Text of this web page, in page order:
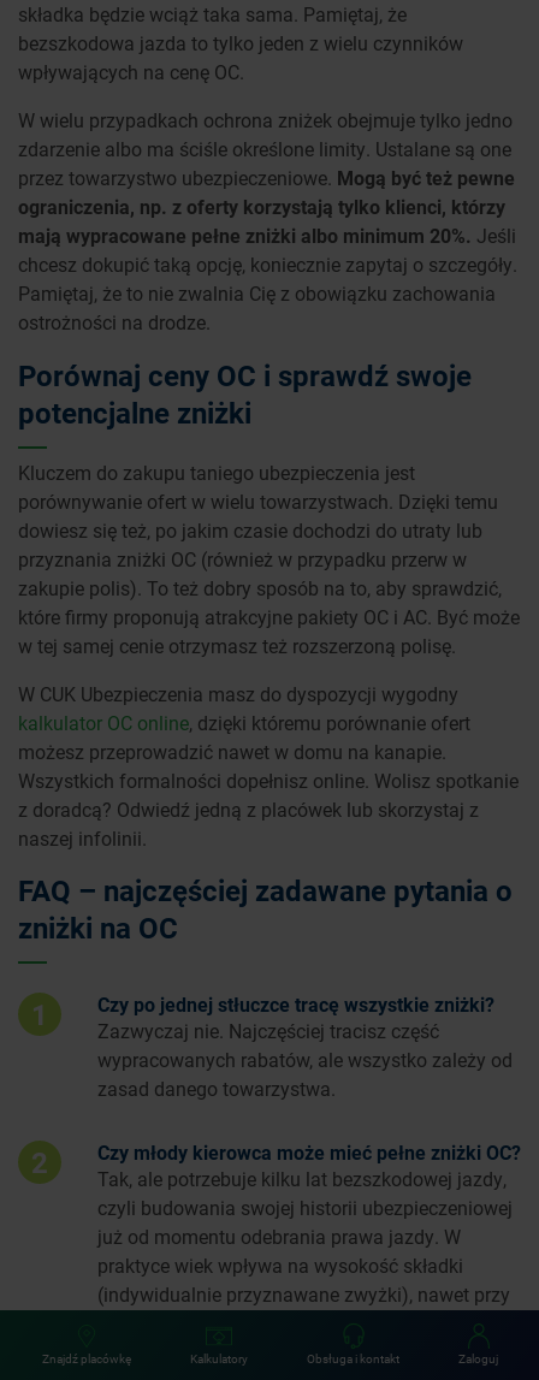
składka będzie wciąż taka sama. Pamiętaj, że
bezszkodowa jazda to tylko jeden z wielu czynników
wpływających na cenę OC.
W wielu przypadkach ochrona zniżek obejmuje tylko jedno
zdarzenie albo ma ściśle określone limity. Ustalane są one
przez towarzystwo ubezpieczeniowe. Mogą być też pewne
ograniczenia, np. z oferty korzystają tylko klienci, którzy
mają wypracowane pełne zniżki albo minimum 20%. Jeśli
chcesz dokupić taką opcję, koniecznie zapytaj o szczegóły.
Pamiętaj, że to nie zwalnia Cię z obowiązku zachowania
ostrożności na drodze.
Porównaj ceny OC i sprawdź swoje
potencjalne zniżki
Kluczem do zakupu taniego ubezpieczenia jest
porównywanie ofert w wielu towarzystwach. Dzięki temu
dowiesz się też, po jakim czasie dochodzi do utraty lub
przyznania zniżki OC (również w przypadku przerw w
zakupie polis). To też dobry sposób na to, aby sprawdzić,
które firmy proponują atrakcyjne pakiety OC i AC. Być może
w tej samej cenie otrzymasz też rozszerzoną polisę.
W CUK Ubezpieczenia masz do dyspozycji wygodny
kalkulator OC online, dzięki któremu porównanie ofert
możesz przeprowadzić nawet w domu na kanapie.
Wszystkich formalności dopełnisz online. Wolisz spotkanie
z doradcą? Odwiedź jedną z placówek lub skorzystaj z
naszej infolinii.
FAQ – najczęściej zadawane pytania o
zniżki na OC
1
Czy po jednej stłuczce tracę wszystkie zniżki?
Zazwyczaj nie. Najczęściej tracisz część
wypracowanych rabatów, ale wszystko zależy od
zasad danego towarzystwa.
2
Czy młody kierowca może mieć pełne zniżki OC?
Tak, ale potrzebuje kilku lat bezszkodowej jazdy,
czyli budowania swojej historii ubezpieczeniowej
już od momentu odebrania prawa jazdy. W
praktyce wiek wpływa na wysokość składki
(indywidualnie przyznawane zwyżki), nawet przy
maksymalnych rabatach.
Znajdź placówkę Kalkulatory Obsługa i kontakt Zaloguj